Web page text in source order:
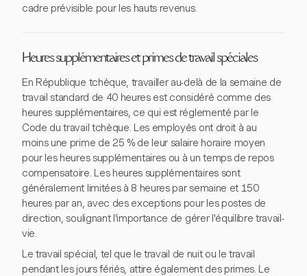
cadre prévisible pour les hauts revenus.
Heures supplémentaires et primes de travail spéciales
En République tchèque, travailler au-delà de la semaine de
travail standard de 40 heures est considéré comme des
heures supplémentaires, ce qui est réglementé par le
Code du travail tchèque. Les employés ont droit à au
moins une prime de 25 % de leur salaire horaire moyen
pour les heures supplémentaires ou à un temps de repos
compensatoire. Les heures supplémentaires sont
généralement limitées à 8 heures par semaine et 150
heures par an, avec des exceptions pour les postes de
direction, soulignant l'importance de gérer l'équilibre travail-
vie.
Le travail spécial, tel que le travail de nuit ou le travail
pendant les jours fériés, attire également des primes. Le